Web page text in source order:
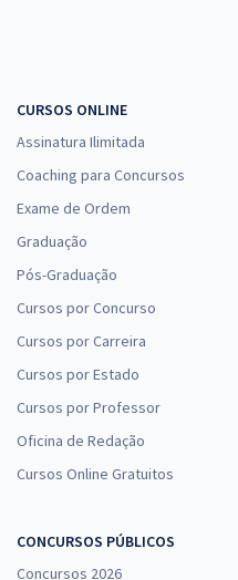
CURSOS ONLINE
Assinatura Ilimitada
Coaching para Concursos
Exame de Ordem
Graduação
Pós-Graduação
Cursos por Concurso
Cursos por Carreira
Cursos por Estado
Cursos por Professor
Oficina de Redação
Cursos Online Gratuitos
CONCURSOS PÚBLICOS
Concursos 2026